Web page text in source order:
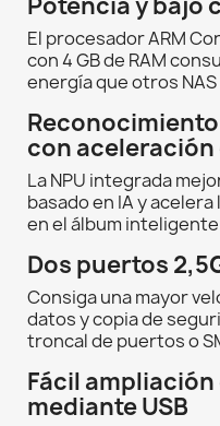
Potencia y bajo
El procesador ARM
con 4 GB de RAM
energía que otros
con aceleración
La NPU integrada
basado en IA y
en el álbum inteligente
Dos puertos
Consiga una mayor
datos y copia de
troncal de puertos o
Fácil
mediante USB